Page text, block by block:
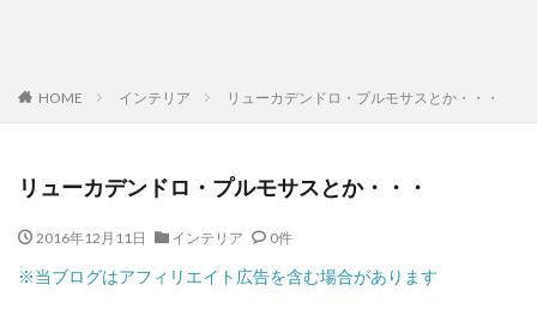
HOME インテリア リューカデンドロ・プルモサスとか・・・
リューカデンドロ・プルモサスとか・・・
2016年12月11日 インテリア 0件
※当ブログはアフィリエイト広告を含む場合があります